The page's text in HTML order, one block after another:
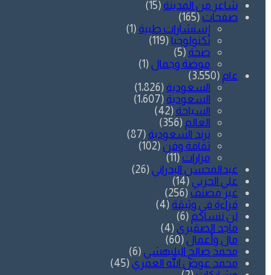
شاعر من المدينة (15)
صفحات (165)
إستشارات طبية (1)
تكنولوجيا (119)
صحة (5)
موضة وجمال (1)
عام (3٬550)
السعودية (1٬826)
السعودية (1٬607)
السياحة (42)
العالم (356)
ترند السعودية (87)
ثقافة وفن (102)
مزارات (11)
عبدالمحسن البدراني (26)
علي الحربي (14)
غير مصنف (256)
قراءة في وثيقة (4)
لن ننساكم (6)
ماجد الصقيري (4)
مال وأعمال (60)
محمد صالح البليهشي (6)
محمد عوض الله العمري (45)